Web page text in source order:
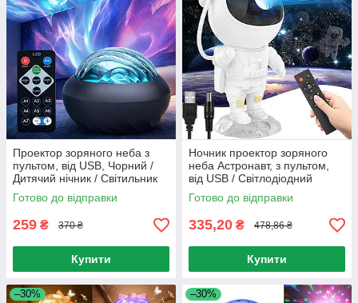
Проектор зоряного неба з
пультом, від USB, Чорний /
Дитячий нічник / Світильник
дитячий / Проектор-нічник /
Нічний світильник
Готово до відправки
259 ₴ 370 ₴
Купити
Ночник проектор зоряного
неба Астронавт, з пультом,
від USB / Світлодіодний
дитячий нічник / LED лампа
Готово до відправки
335,20 ₴ 478,86 ₴
Купити
–30% –30%